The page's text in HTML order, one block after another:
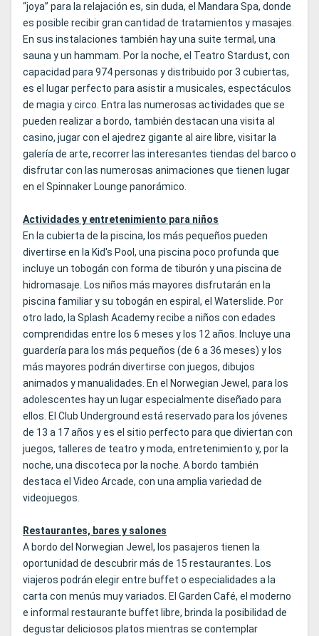
“joya” para la relajación es, sin duda, el Mandara Spa, donde
es posible recibir gran cantidad de tratamientos y masajes.
En sus instalaciones también hay una suite termal, una
sauna y un hammam. Por la noche, el Teatro Stardust, con
capacidad para 974 personas y distribuido por 3 cubiertas,
es el lugar perfecto para asistir a musicales, espectáculos
de magia y circo. Entra las numerosas actividades que se
pueden realizar a bordo, también destacan una visita al
casino, jugar con el ajedrez gigante al aire libre, visitar la
galería de arte, recorrer las interesantes tiendas del barco o
disfrutar con las numerosas animaciones que tienen lugar
en el Spinnaker Lounge panorámico.
Actividades y entretenimiento para niños
En la cubierta de la piscina, los más pequeños pueden
divertirse en la Kid's Pool, una piscina poco profunda que
incluye un tobogán con forma de tiburón y una piscina de
hidromasaje. Los niños más mayores disfrutarán en la
piscina familiar y su tobogán en espiral, el Waterslide. Por
otro lado, la Splash Academy recibe a niños con edades
comprendidas entre los 6 meses y los 12 años. Incluye una
guardería para los más pequeños (de 6 a 36 meses) y los
más mayores podrán divertirse con juegos, dibujos
animados y manualidades. En el Norwegian Jewel, para los
adolescentes hay un lugar especialmente diseñado para
ellos. El Club Underground está reservado para los jóvenes
de 13 a 17 años y es el sitio perfecto para que diviertan con
juegos, talleres de teatro y moda, entretenimiento y, por la
noche, una discoteca por la noche. A bordo también
destaca el Video Arcade, con una amplia variedad de
videojuegos.
Restaurantes, bares y salones
A bordo del Norwegian Jewel, los pasajeros tienen la
oportunidad de descubrir más de 15 restaurantes. Los
viajeros podrán elegir entre buffet o especialidades a la
carta con menús muy variados. El Garden Café, el moderno
e informal restaurante buffet libre, brinda la posibilidad de
degustar deliciosos platos mientras se contemplar